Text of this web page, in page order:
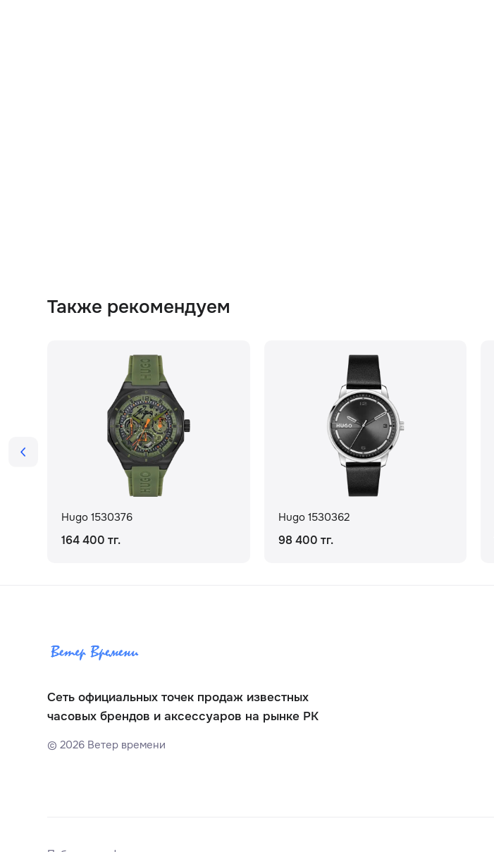
Также рекомендуем
Hugo 1530376
164 400 тг.
Hugo 1530362
98 400 тг.
Сеть официальных точек продаж известных
часовых брендов и аксессуаров на рынке РК
©2026 Ветер времени